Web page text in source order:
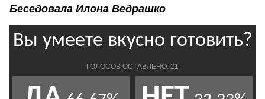
Беседовала Илона Ведрашко